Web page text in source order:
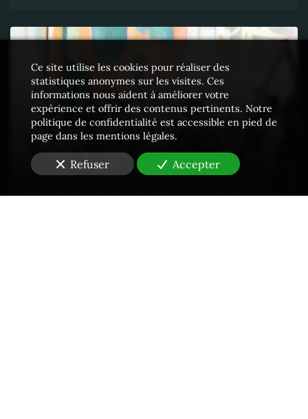
Propriété intellectuelle - Contrefaçons
Ce site utilise les cookies pour réaliser des
statistiques anonymes sur les visites. Ces
informations nous aident à améliorer votre
expérience et offrir des contenus pertinents. Notre
politique de confidentialité est accessible en pied de
page dans les mentions légales.
Refuser Accepter